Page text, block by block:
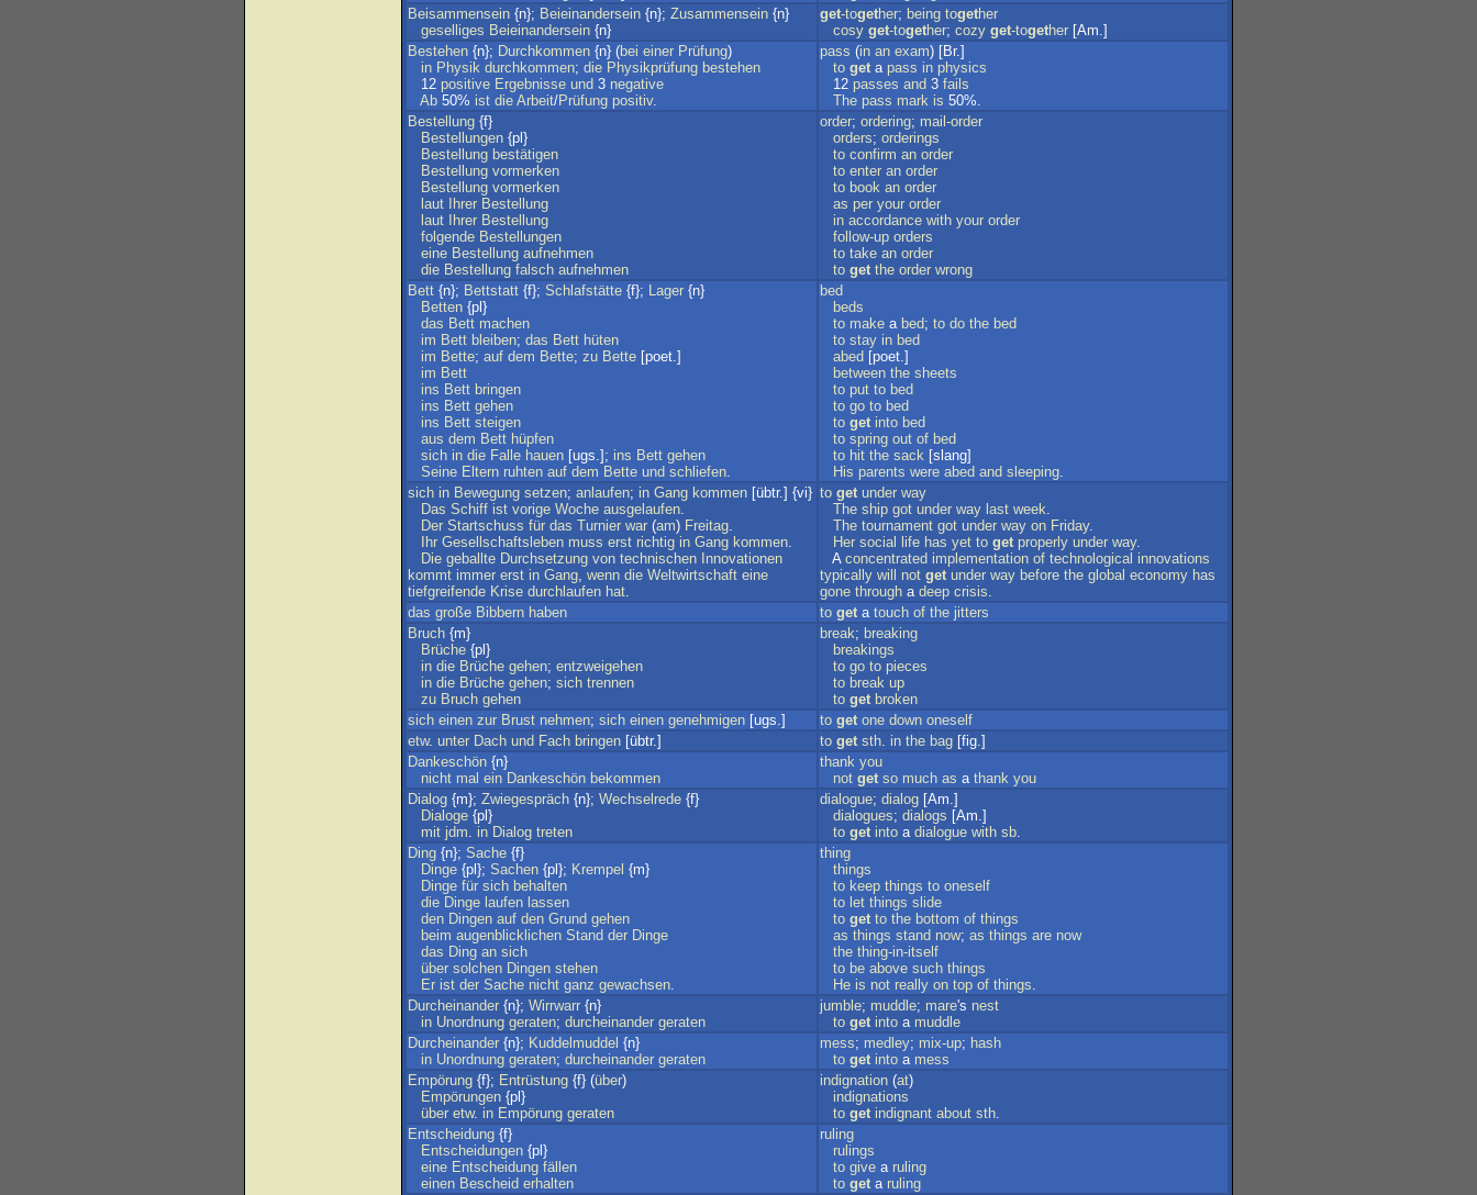
Beisammensein {n}; Beieinandersein {n}; Zusammensein {n}
geselliges Beieinandersein {n}
get-together; being together
cosy get-together; cozy get-together [Am.]
Bestehen {n}; Durchkommen {n} (bei einer Prüfung)
in Physik durchkommen; die Physikprüfung bestehen
12 positive Ergebnisse und 3 negative
Ab 50% ist die Arbeit/Prüfung positiv.
pass (in an exam) [Br.]
to get a pass in physics
12 passes and 3 fails
The pass mark is 50%.
Bestellung {f}
Bestellungen {pl}
Bestellung bestätigen
Bestellung vormerken
Bestellung vormerken
laut
Ihrer Bestellung
laut
Ihrer Bestellung
folgende Bestellungen
eine Bestellung aufnehmen
die Bestellung falsch aufnehmen
order; ordering; mail-order
orders; orderings
to confirm an order
to enter an order
to book an order
as per your order
in accordance with your order
follow-up orders
to take an order
to get the order wrong
Bett {n}; Bettstatt {f}; Schlafstätte {f}; Lager {n}
Betten {pl}
das Bett machen
im Bett bleiben; das Bett hüten
im Bette; auf dem Bette; zu Bette [poet.]
im Bett
ins Bett bringen
ins Bett gehen
ins Bett steigen
aus dem Bett hüpfen
sich in die Falle hauen [ugs.]; ins Bett gehen
Seine Eltern ruhten auf dem Bette und schliefen.
bed
beds
to make a bed; to do the bed
to stay in bed
abed [poet.]
between the sheets
to put to bed
to go to bed
to get into bed
to spring out of bed
to hit the sack [slang]
His parents were abed and sleeping.
sich in Bewegung setzen; anlaufen; in Gang kommen [übtr.] {vi}
Das Schiff ist vorige Woche ausgelaufen.
Der Startschuss für das Turnier war (am) Freitag.
Ihr Gesellschaftsleben muss erst richtig in Gang kommen.
Die geballte Durchsetzung von technischen Innovationen
kommt immer erst in Gang, wenn die Weltwirtschaft eine
tiefgreifende Krise durchlaufen hat.
to get under way
The ship got under way last week.
The tournament got under way on Friday.
Her social life has yet to get properly under way.
A concentrated implementation of technological innovations
typically will not get under way before the global economy has
gone through a deep crisis.
das große Bibbern haben to get a touch of the jitters
Bruch {m}
Brüche {pl}
in die Brüche gehen; entzweigehen
in die Brüche gehen; sich trennen
zu Bruch gehen
break; breaking
breakings
to go to pieces
to break up
to get broken
sich einen zur Brust nehmen; sich einen genehmigen [ugs.] to get one down oneself
etw. unter Dach und Fach bringen [übtr.] to get sth. in the bag [fig.]
Dankeschön {n}
nicht mal ein Dankeschön bekommen
thank you
not get so much as a thank you
Dialog {m}; Zwiegespräch {n}; Wechselrede {f}
Dialoge {pl}
mit jdm. in Dialog treten
dialogue; dialog [Am.]
dialogues; dialogs [Am.]
to get into a dialogue with sb.
Ding {n}; Sache {f}
Dinge {pl}; Sachen {pl}; Krempel {m}
Dinge für sich behalten
die Dinge laufen lassen
den Dingen auf den Grund gehen
beim augenblicklichen Stand der Dinge
das Ding an sich
über solchen Dingen stehen
Er ist der Sache nicht ganz gewachsen.
thing
things
to keep things to oneself
to let things slide
to get to the bottom of things
as things stand now; as things are now
the thing-in-itself
to be above such things
He is not really on top of things.
Durcheinander {n}; Wirrwarr {n}
in Unordnung geraten; durcheinander geraten
jumble; muddle; mare's nest
to get into a muddle
Durcheinander {n}; Kuddelmuddel {n}
in Unordnung geraten; durcheinander geraten
mess; medley; mix-up; hash
to get into a mess
Empörung {f}; Entrüstung {f} (über)
Empörungen {pl}
über etw. in Empörung geraten
indignation (at)
indignations
to get indignant about sth.
Entscheidung {f}
Entscheidungen {pl}
eine Entscheidung fällen
einen Bescheid erhalten
ruling
rulings
to give a ruling
to get a ruling